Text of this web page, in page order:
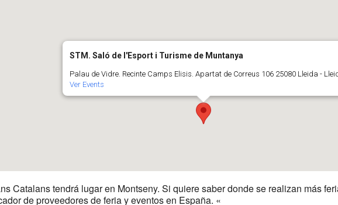
STM. Saló de l'Esport i Turisme de Muntanya
Palau de Vidre. Recinte Camps Elisis. Apartat de Correus 106 25080 Lleida -
Ver Events
Catalans tendrá lugar en Montseny. Si quiere saber donde se realizan más
de proveedores de feria y eventos en España. «